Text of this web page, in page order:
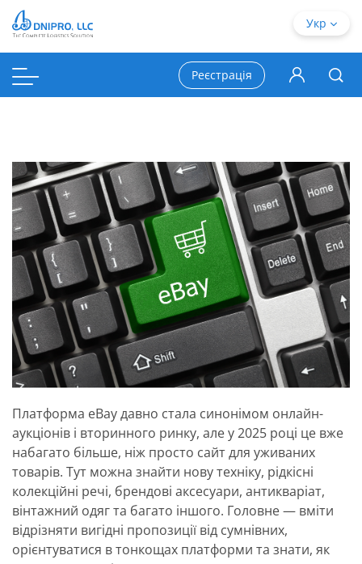
Платформа eBay давно стала синонімом онлайн-
аукціонів і вторинного ринку, але у 2025 році це вже
набагато більше, ніж просто сайт для уживаних
товарів. Тут можна знайти нову техніку, рідкісні
колекційні речі, брендові аксесуари, антикваріат,
вінтажний одяг та багато іншого. Головне — вміти
відрізняти вигідні пропозиції від сумнівних,
орієнтуватися в тонкощах платформи та знати, як
Укр
Реєстрація